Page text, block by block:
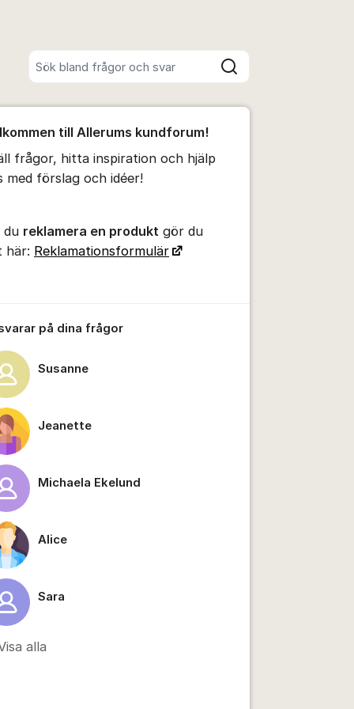
Sök bland alla inlägg
Sök
kommentaren
för inlägg/kommentar
för inlägg/kommentar
till Allerums kundforum!
frågor, hitta inspiration och hjälp
med förslag och idéer!
du reklamera en produkt gör du
här: Reklamationsformulär
på dina frågor
Susanne
Jeanette
Michaela Ekelund
Alice
Sara
alla